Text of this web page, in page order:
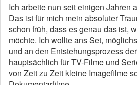
Ich arbeite nun seit einigen Jahren
Das ist für mich mein absoluter
schon früh, dass es genau das ist,
möchte. Ich wollte ans Set,
und an den Entstehungsprozess
hauptsächlich für TV-Filme und
von Zeit zu Zeit kleine Imagefilme